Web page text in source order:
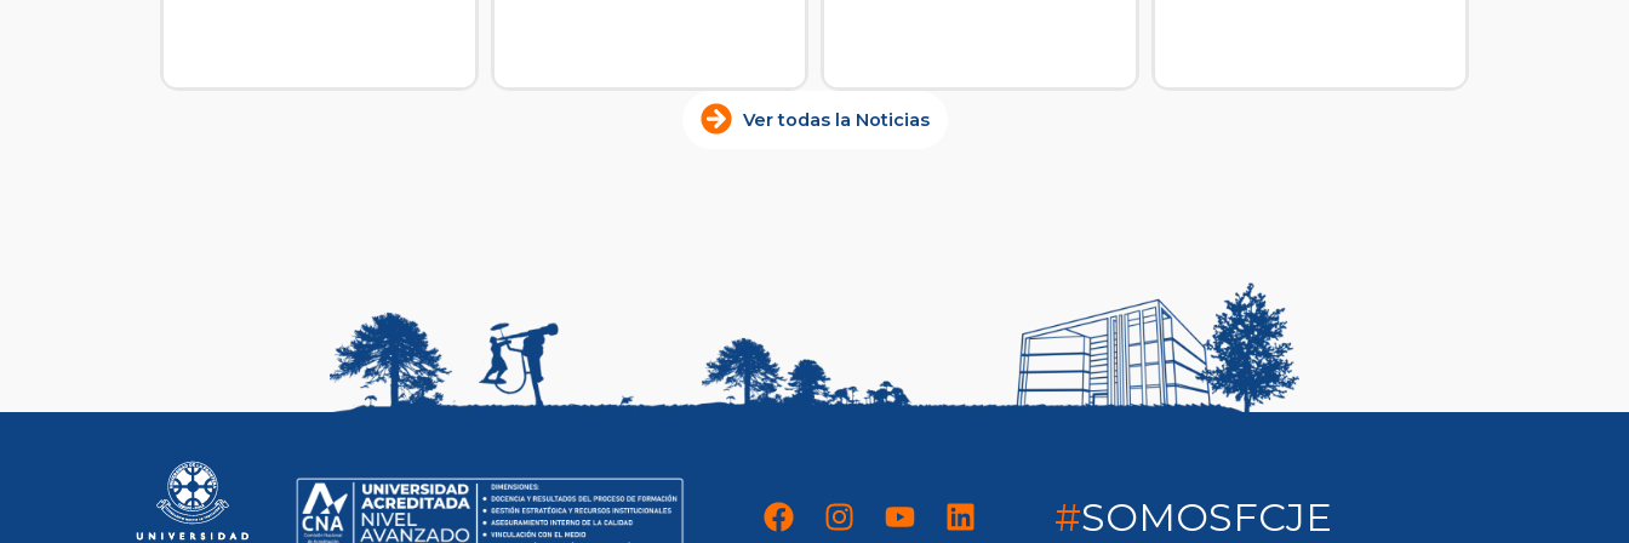
Ver todas la Noticias
#SOMOSFCJE